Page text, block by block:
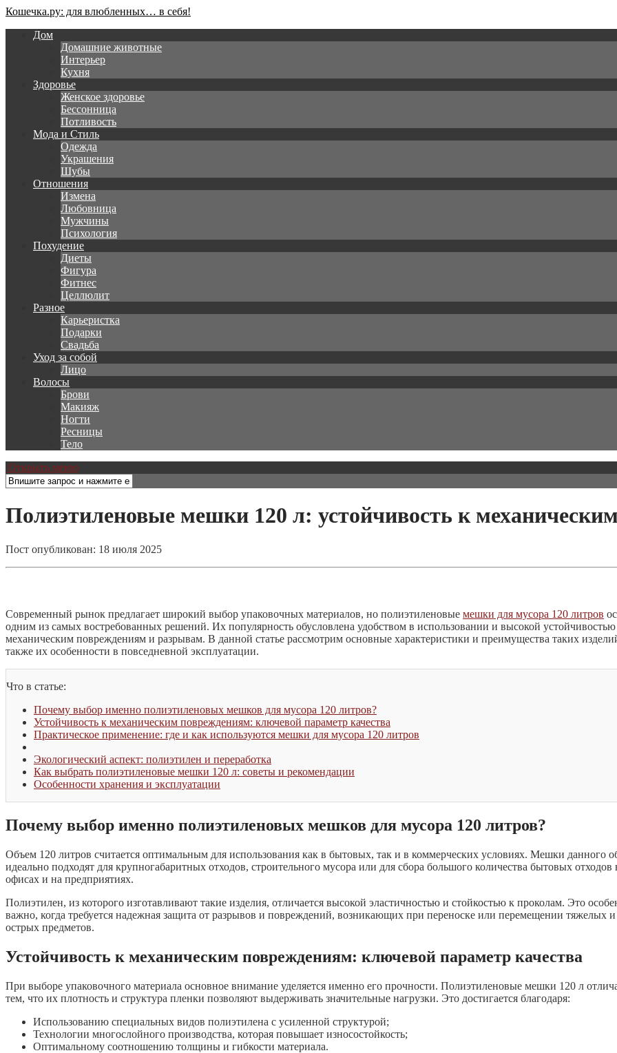
Кошечка.ру: для влюбленных… в себя!
Дом
Домашние животные
Интерьер
Кухня
Здоровье
Женское здоровье
Бессонница
Потливость
Мода и Стиль
Одежда
Украшения
Шубы
Отношения
Измена
Любовница
Мужчины
Психология
Похудение
Диеты
Фигура
Фитнес
Целлюлит
Разное
Карьеристка
Подарки
Свадьба
Уход за собой
Лицо
Волосы
Брови
Макияж
Ногти
Ресницы
Тело
Открыть меню
Полиэтиленовые мешки 120 л: устойчивость к
Пост опубликован: 18 июля 2025
Современный рынок предлагает широкий выбор упаковочных материалов, но полиэтиленовые мешки для мусора 120 литров
одним из самых востребованных решений. Их популярность обусловлена удобством в использовании и высокой
механическим повреждениям и разрывам. В данной статье рассмотрим основные характеристики и преимущества таких
также их особенности в повседневной эксплуатации.
Что в статье:
Почему выбор именно полиэтиленовых мешков для мусора 120 литров?
Устойчивость к механическим повреждениям: ключевой параметр качества
Практическое применение: где и как используются мешки для мусора 120 литров
Экологический аспект: полиэтилен и переработка
Как выбрать полиэтиленовые мешки 120 л: советы и рекомендации
Особенности хранения и эксплуатации
Почему выбор именно полиэтиленовых мешков для мусора 120 литров?
Объем 120 литров считается оптимальным для использования как в бытовых, так и в коммерческих условиях. Мешки данного
идеально подходят для крупногабаритных отходов, строительного мусора или для сбора большого количества бытовых отходов
офисах и на предприятиях.
Полиэтилен, из которого изготавливают такие изделия, отличается высокой эластичностью и стойкостью к проколам. Это
важно, когда требуется надежная защита от разрывов и повреждений, возникающих при переноске или перемещении тяжелых и
острых предметов.
Устойчивость к механическим повреждениям: ключевой параметр качества
При выборе упаковочного материала основное внимание уделяется именно его прочности. Полиэтиленовые мешки 120 л
тем, что их плотность и структура пленки позволяют выдерживать значительные нагрузки. Это достигается благодаря:
Использованию специальных видов полиэтилена с усиленной структурой;
Технологии многослойного производства, которая повышает износостойкость;
Оптимальному соотношению толщины и гибкости материала.